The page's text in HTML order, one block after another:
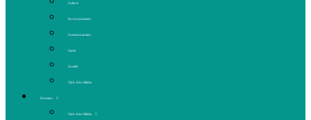
Culture
Environnement
Communautaire
Santé
Société
Club Ado Média
Dossiers
Club Ado Média